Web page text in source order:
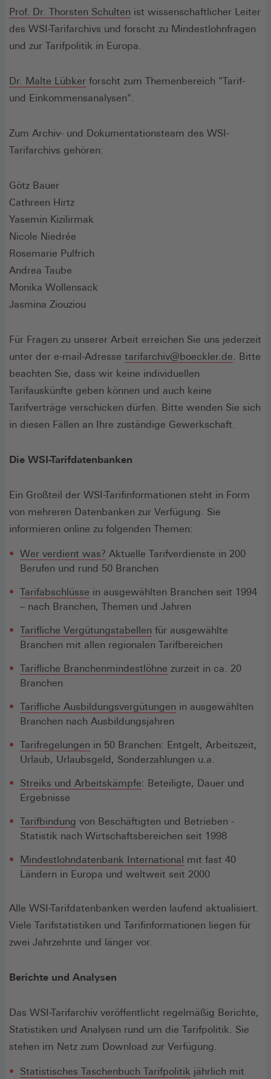
Prof. Dr. Thorsten Schulten ist wissenschaftlicher Leiter
des WSI-Tarifarchivs und forscht zu Mindestlohnfragen
und zur Tarifpolitik in Europa.
Dr. Malte Lübker forscht zum Themenbereich "Tarif-
und Einkommensanalysen".
Zum Archiv- und Dokumentationsteam des WSI-
Tarifarchivs gehören:
Götz Bauer
Cathreen Hirtz
Yasemin Kizilirmak
Nicole Niedrée
Rosemarie Pulfrich
Andrea Taube
Monika Wollensack
Jasmina Ziouziou
Für Fragen zu unserer Arbeit erreichen Sie uns jederzeit
unter der e-mail-Adresse tarifarchiv@boeckler.de . Bitte
beachten Sie, dass wir keine individuellen
Tarifauskünfte geben können und auch keine
Tarifverträge verschicken dürfen. Bitte wenden Sie sich
in diesen Fällen an Ihre zuständige Gewerkschaft.
Die WSI-Tarifdatenbanken
Ein Großteil der WSI-Tarifinformationen steht in Form
von mehreren Datenbanken zur Verfügung. Sie
informieren online zu folgenden Themen:
Wer verdient was? Aktuelle Tarifverdienste in 200
Berufen und rund 50 Branchen
Tarifabschlüsse in ausgewählten Branchen seit 1994
– nach Branchen, Themen und Jahren
Tarifliche Vergütungstabellen für ausgewählte
Branchen mit allen regionalen Tarifbereichen
Tarifliche Branchenmindestlöhne zurzeit in ca. 20
Branchen
Tarifliche Ausbildungsvergütungen in ausgewählten
Branchen nach Ausbildungsjahren
Tarifregelungen in 50 Branchen: Entgelt, Arbeitszeit,
Urlaub, Urlaubsgeld, Sonderzahlungen u.a.
Streiks und Arbeitskämpfe: Beteiligte, Dauer und
Ergebnisse
Tarifbindung von Beschäftigten und Betrieben -
Statistik nach Wirtschaftsbereichen seit 1998
Mindestlohndatenbank International mit fast 40
Ländern in Europa und weltweit seit 2000
Alle WSI-Tarifdatenbanken werden laufend aktualisiert.
Viele Tarifstatistiken und Tarifinformationen liegen für
zwei Jahrzehnte und länger vor.
Berichte und Analysen
Das WSI-Tarifarchiv veröffentlicht regelmäßig Berichte,
Statistiken und Analysen rund um die Tarifpolitik. Sie
stehen im Netz zum Download zur Verfügung.
Statistisches Taschenbuch Tarifpolitik jährlich mit